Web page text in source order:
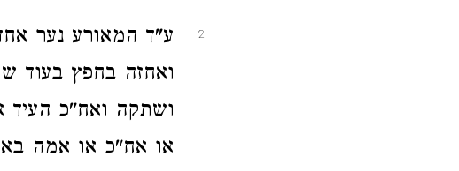
2
ע"ד המאורע נער
ואחזה בחפץ בעוד
ושתקה ואח"כ
או אח"כ או אמה